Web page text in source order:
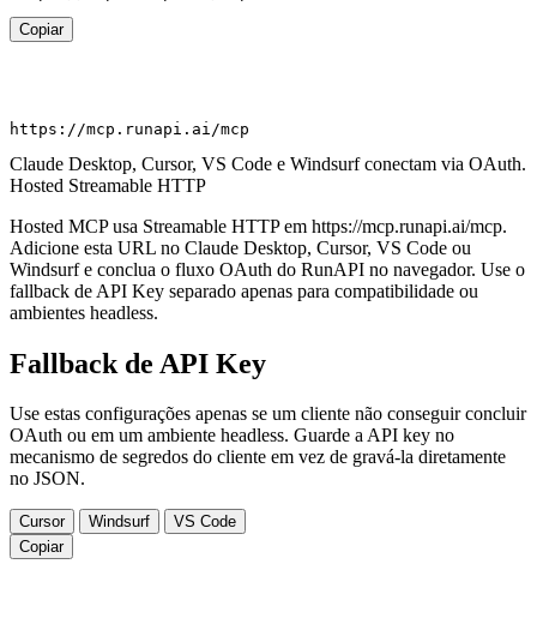
Copiar
https://mcp.runapi.ai/mcp
Claude Desktop, Cursor, VS Code e Windsurf conectam via OAuth.
Hosted Streamable HTTP
Hosted MCP usa Streamable HTTP em https://mcp.runapi.ai/mcp.
Adicione esta URL no Claude Desktop, Cursor, VS Code ou
Windsurf e conclua o fluxo OAuth do RunAPI no navegador. Use o
fallback de API Key separado apenas para compatibilidade ou
ambientes headless.
Fallback de API Key
Use estas configurações apenas se um cliente não conseguir concluir
OAuth ou em um ambiente headless. Guarde a API key no
mecanismo de segredos do cliente em vez de gravá-la diretamente
no JSON.
Cursor Windsurf
VS Code
Copiar